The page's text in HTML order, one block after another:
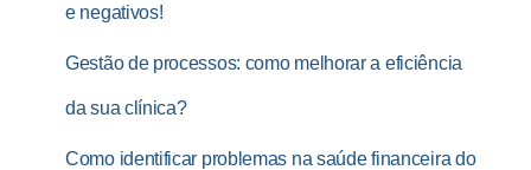
e negativos!
Gestão de processos: como melhorar a eficiência
da sua clínica?
Como identificar problemas na saúde financeira do